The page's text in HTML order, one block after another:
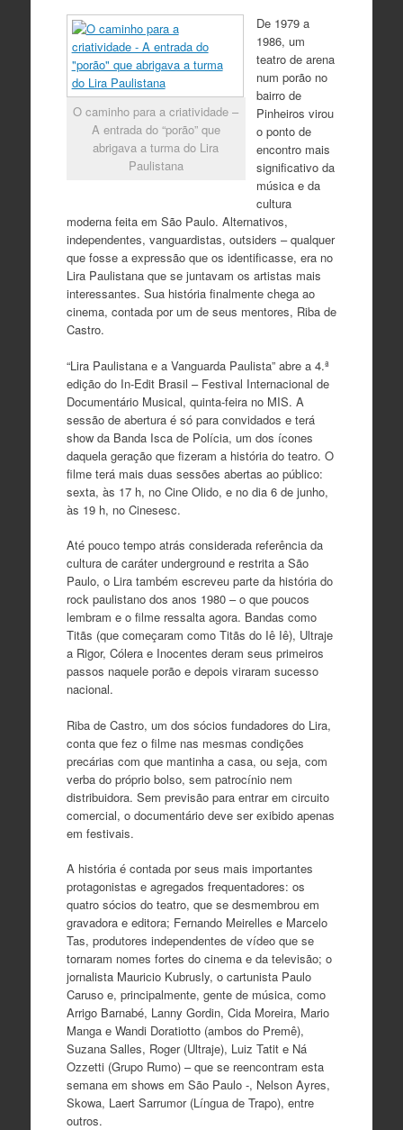
O caminho para a criatividade –
A entrada do “porão” que
abrigava a turma do Lira
Paulistana
De 1979 a
1986, um
teatro de arena
num porão no
bairro de
Pinheiros virou
o ponto de
encontro mais
significativo da
música e da
cultura
moderna feita em São Paulo. Alternativos,
independentes, vanguardistas, outsiders – qualquer
que fosse a expressão que os identificasse, era no
Lira Paulistana que se juntavam os artistas mais
interessantes. Sua história finalmente chega ao
cinema, contada por um de seus mentores, Riba de
Castro.
“Lira Paulistana e a Vanguarda Paulista” abre a 4.ª
edição do In-Edit Brasil – Festival Internacional de
Documentário Musical, quinta-feira no MIS. A
sessão de abertura é só para convidados e terá
show da Banda Isca de Polícia, um dos ícones
daquela geração que fizeram a história do teatro. O
filme terá mais duas sessões abertas ao público:
sexta, às 17 h, no Cine Olido, e no dia 6 de junho,
às 19 h, no Cinesesc.
Até pouco tempo atrás considerada referência da
cultura de caráter underground e restrita a São
Paulo, o Lira também escreveu parte da história do
rock paulistano dos anos 1980 – o que poucos
lembram e o filme ressalta agora. Bandas como
Titãs (que começaram como Titãs do Iê Iê), Ultraje
a Rigor, Cólera e Inocentes deram seus primeiros
passos naquele porão e depois viraram sucesso
nacional.
Riba de Castro, um dos sócios fundadores do Lira,
conta que fez o filme nas mesmas condições
precárias com que mantinha a casa, ou seja, com
verba do próprio bolso, sem patrocínio nem
distribuidora. Sem previsão para entrar em circuito
comercial, o documentário deve ser exibido apenas
em festivais.
A história é contada por seus mais importantes
protagonistas e agregados frequentadores: os
quatro sócios do teatro, que se desmembrou em
gravadora e editora; Fernando Meirelles e Marcelo
Tas, produtores independentes de vídeo que se
tornaram nomes fortes do cinema e da televisão; o
jornalista Mauricio Kubrusly, o cartunista Paulo
Caruso e, principalmente, gente de música, como
Arrigo Barnabé, Lanny Gordin, Cida Moreira, Mario
Manga e Wandi Doratiotto (ambos do Premê),
Suzana Salles, Roger (Ultraje), Luiz Tatit e Ná
Ozzetti (Grupo Rumo) – que se reencontram esta
semana em shows em São Paulo -, Nelson Ayres,
Skowa, Laert Sarrumor (Língua de Trapo), entre
outros.